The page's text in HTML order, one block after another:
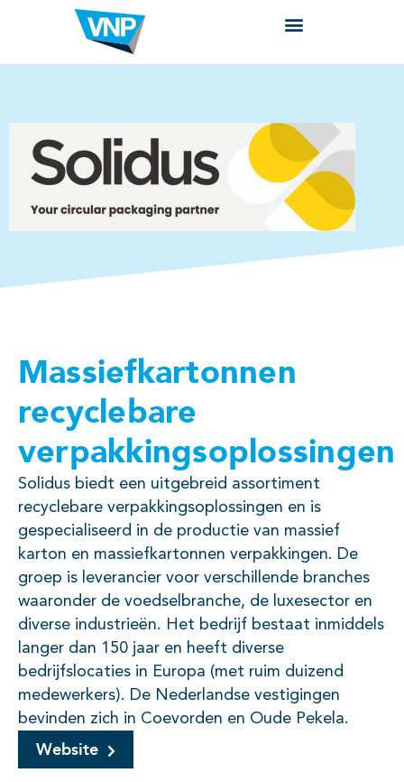
Massiefkartonnen
recyclebare
verpakkingsoplossingen
Solidus biedt een uitgebreid assortiment
recyclebare verpakkingsoplossingen en is
gespecialiseerd in de productie van massief
karton en massiefkartonnen verpakkingen. De
groep is leverancier voor verschillende branches
waaronder de voedselbranche, de luxesector en
diverse industrieën. Het bedrijf bestaat inmiddels
langer dan 150 jaar en heeft diverse
bedrijfslocaties in Europa (met ruim duizend
medewerkers). De Nederlandse vestigingen
bevinden zich in Coevorden en Oude Pekela.
Website